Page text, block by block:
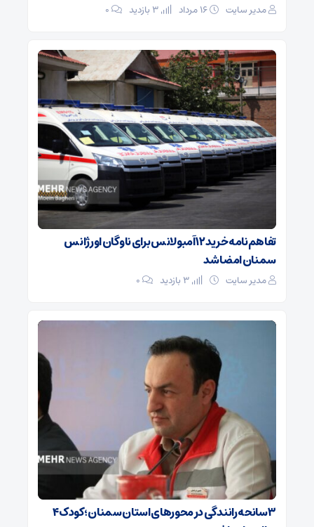
مدیر سایت ۰
تفاهم‌نامه خرید ۱۲ آمبولانس برای ناوگان اورژانس
سمنان امضا شد
مدیر سایت ۰
۳ سانحه رانندگی در محورهای استان سمنان؛ کودک ۴